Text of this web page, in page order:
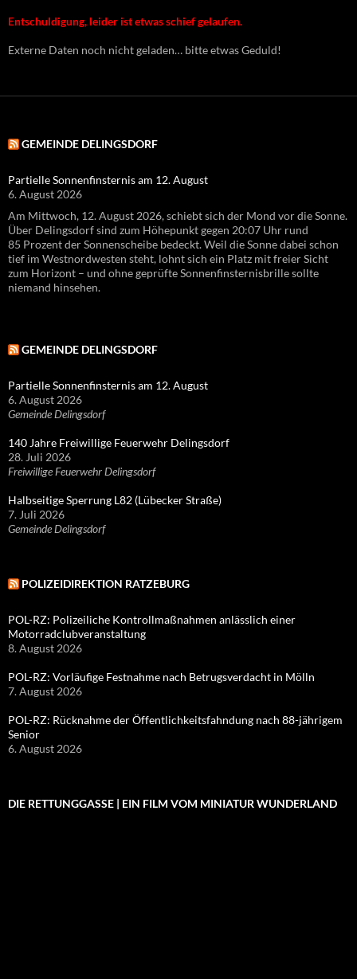
Entschuldigung, leider ist etwas schief gelaufen.
Externe Daten noch nicht geladen… bitte etwas Geduld!
GEMEINDE DELINGSDORF
Partielle Sonnenfinsternis am 12. August
6. August 2026
Am Mittwoch, 12. August 2026, schiebt sich der Mond vor die Sonne.
Über Delingsdorf sind zum Höhepunkt gegen 20:07 Uhr rund
85 Prozent der Sonnenscheibe bedeckt. Weil die Sonne dabei schon
tief im Westnordwesten steht, lohnt sich ein Platz mit freier Sicht
zum Horizont – und ohne geprüfte Sonnenfinsternisbrille sollte
niemand hinsehen.
GEMEINDE DELINGSDORF
Partielle Sonnenfinsternis am 12. August
6. August 2026
Gemeinde Delingsdorf
140 Jahre Freiwillige Feuerwehr Delingsdorf
28. Juli 2026
Freiwillige Feuerwehr Delingsdorf
Halbseitige Sperrung L82 (Lübecker Straße)
7. Juli 2026
Gemeinde Delingsdorf
POLIZEIDIREKTION RATZEBURG
POL-RZ: Polizeiliche Kontrollmaßnahmen anlässlich einer
Motorradclubveranstaltung
8. August 2026
POL-RZ: Vorläufige Festnahme nach Betrugsverdacht in Mölln
7. August 2026
POL-RZ: Rücknahme der Öffentlichkeitsfahndung nach 88-jährigem
Senior
6. August 2026
DIE RETTUNGGASSE | EIN FILM VOM MINIATUR WUNDERLAND